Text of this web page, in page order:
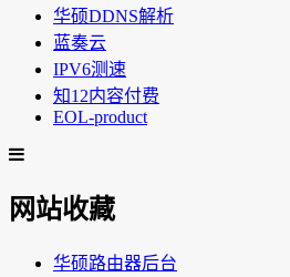
华硕DDNS解析
蓝奏云
IPV6测速
知12内容付费
EOL-product
网站收藏
华硕路由器后台